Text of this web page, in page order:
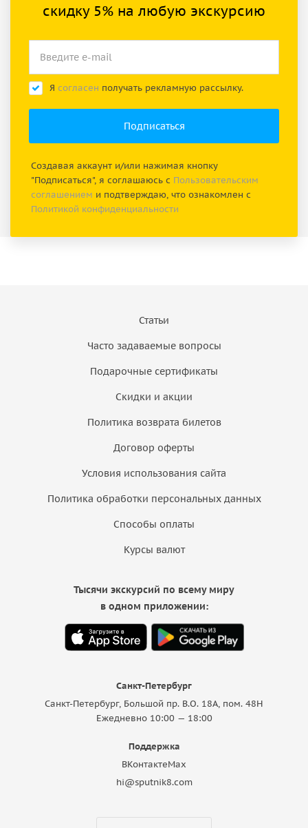
скидку 5% на любую экскурсию
Я согласен получать рекламную рассылку.
Создавая аккаунт и/или нажимая кнопку
"Подписаться", я соглашаюсь с Пользовательским
соглашением и подтверждаю, что ознакомлен с
Политикой конфиденциальности
Статьи
Часто задаваемые вопросы
Подарочные сертификаты
Скидки и акции
Политика возврата билетов
Договор оферты
Условия использования сайта
Политика обработки персональных данных
Способы оплаты
Курсы валют
Санкт-Петербург
Санкт-Петербург, Большой пр. В.О. 18A, пом. 48Н
Ежедневно 10:00 — 18:00
Поддержка
ВКонтактеMax
hi@sputnik8.com
Тысячи экскурсий по всему миру
в одном приложении: